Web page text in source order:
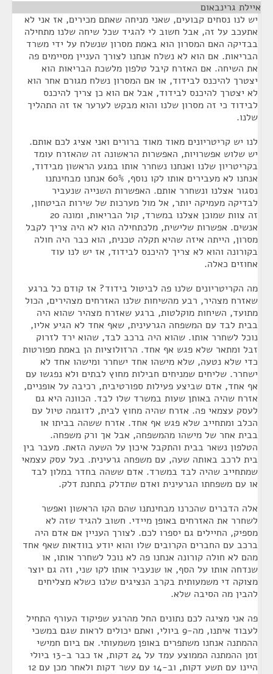
איילת גרינבאום
יש לנו נסחים קבועים, שאני מניחה שאתם מכירים, אז אני לא
אתעכב על זה, אבל חשוב לי להגיד שכל שיחה שלנו מתחילה
בבדיקה האם המסרון הוא באמת מסרון שנשלח על ידי משרד
הבריאות. אם הוא לא נשלח אנחנו לצורך העניין מסיימים פה
את השיחה. אם האזרח קיבל טלפון מלשכת הבריאות הוא
יצטרך להיכנס לבידוד, או אם המסרון נשלח מגורם אחר הוא
לא יצטרך להיכנס לבידוד, אבל אם הוא כן צריך להיכנס
לבידוד כי זה מסרון שלנו והוא מבקש לערער אז זה התהליך
שלנו.
לנו יש קריטריונים מאוד מאוד ברורים ואני אציג לכם אותם.
יש שלוש אפשרויות, האפשרות הראשונה זה שהאזרח עומד
בקריטריון שלנו ואנחנו נשחרר אותו במגע הראשון מבידוד,
אנחנו לא מעבירים אותו לקו נוסף, 60% אנחנו מבחינתנו
נסגור אצלנו ונשחרר אותם. האפשרות השנייה שנעביר
לבדיקה מעמיקה יותר, אל מול מערכות של שירות הביטחון,
זה צוות שמוכן אצלנו במשרד, קול הבריאות, ומונה 20
אנשים. אפשרות שלישית, מלכתחילה הוא לא היה צריך לקבל
מסרון, הייתה איזה שהיא תקלה טכנית, הוא כבר היה חולה
בקורונה והוא לא צריך להיכנס לבידוד, אז יש לנו עוד
אחוזים כאלה.
מה הקריטריונים שלנו פה לביטול בידוד? אז קודם כל ברגע
שאזרח מצהיר, רבע מהשיחות שלנו האזרחים מצהירים, הכול
מתועד, השיחות מוקלטות, ברגע שאזרח מצהיר שהוא היה
בבית לבד עם המשפחה הגרעינית, שאף אחד לא הגיע אליו,
נוכל לשחרר אותו. שהוא היה ברכב לבד, שהוא ירד לזרוק
זבל ומתאר שלא פגש אף אחד. הרזולוציות הן באמת מפורטות
כדי שלא נטעה, שלא מישהו אחד ישחרר ומישהו אחד לא
ישחרר. שליחים שמניחים חבילות מחוץ לבתים ולא נפגשו עם
אף אחד, אדם שביצע פעילות ספורטיבית, רכיבה על אופניים,
אזרח שהיה באותן שעות במשרד שלו לבד. הכוונה היא גם
לעסק עצמאי פה. אזרח שהיה מחוץ לבית, לדוגמה טיול עם
הכלב ומתחייב שלא פגש אף אחד. אזרח ששהה בביתו או
בבית אחר של מישהו מהמשפחה, אבל אך ורק משפחה.
הטלפון נשאר בבית והתקבל איכון על השעה הזאת. מעבר בין
בית לרכב באותה שעה, עם משפחה גרעינית. בעל עסק עצמאי
שמתחייב שהיה לבד במשרד. אדם ששהה בחדר במלון לבד
או עם משפחתו הגרעינית ואדם שתדלק בתחנת דלק.
אלה הדברים שהכרנו מבחינתנו שהם הקו הראשון ואפשר
לשחרר את האזרחים באופן מיידי. חשוב להגיד שזה לא
מספיק, החיילים גם יספרו לכם. לצורך העניין אם אדם היה
ברכב עם החברים הקרובים שלו והוא יודע בוודאות שאף אחד
מהם לא חולה קורונה אנחנו פה לא נוכל לשחרר אותו, או
שנדחה אותו על הסף, או שנעביר אותו לקו שני, וזה גם יוצר
מצוקה די משמעותית בקרב הנציגים שלנו כשלא מצליחים
להבין מה הסיבה שלא.
פה אני מציגה לכם נתונים החל מהרגע שפיקוד העורף התחיל
לעבוד איתנו, מה-9 ביולי, ואתם יכולים לראות שגם במשכי
ההמתנה אנחנו משתפרים באופן משמעותי. אם ביום חמישי
זמן ההמתנה הממוצע עמד על 24 דקות, אז כבר ב-13 ביולי
היינו עם תשע דקות, וב-14 עם עשר דקות ולאחר מכן עם 12